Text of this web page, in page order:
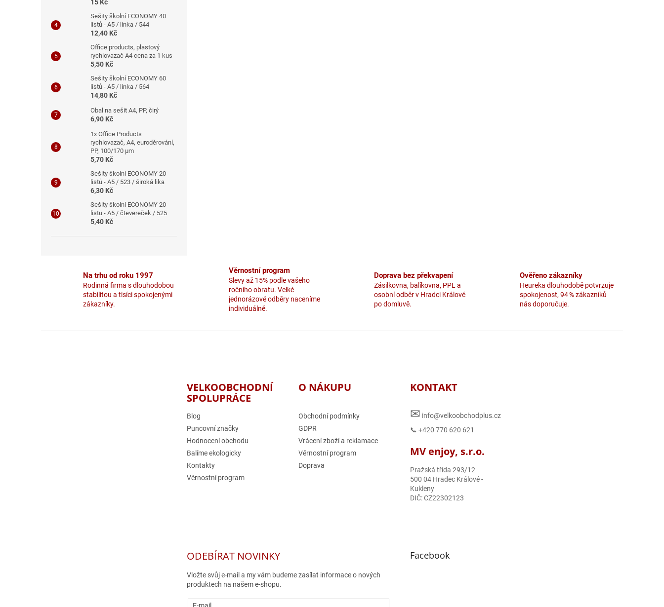
15 Kč
Sešity školní ECONOMY 40
listů - A5 / linka / 544
12,40 Kč
Office products, plastový
rychlovazač A4 cena za 1 kus
5,50 Kč
Sešity školní ECONOMY 60
listů - A5 / linka / 564
14,80 Kč
Obal na sešit A4, PP, čirý
6,90 Kč
1x Office Products
rychlovazač, A4, euroděrování,
PP, 100/170 μm
5,70 Kč
Sešity školní ECONOMY 20
listů - A5 / 523 / široká lika
6,30 Kč
Sešity školní ECONOMY 20
listů - A5 / čtevereček / 525
5,40 Kč
Na trhu od roku 1997
Rodinná firma s dlouhodobou
stabilitou a tisíci spokojenými
zákazníky.
Věrnostní program
Slevy až 15% podle vašeho
ročního obratu. Velké
jednorázové odběry naceníme
individuálně.
Doprava bez překvapení
Zásilkovna, balíkovna, PPL a
osobní odběr v Hradci Králové
po domluvě.
Ověřeno zákazníky
Heureka dlouhodobě potvrzuje
spokojenost, 94 % zákazníků
nás doporučuje.
VELKOOBCHODNÍ
SPOLUPRÁCE
Blog
Puncovní značky
Hodnocení obchodu
Balíme ekologicky
Kontakty
Věrnostní program
O NÁKUPU
Obchodní podmínky
GDPR
Vrácení zboží a reklamace
Věrnostní program
Doprava
KONTAKT
✉ info@velkoobchodplus.cz
📞 +420 770 620 621
MV enjoy, s.r.o.
Pražská třída 293/12
500 04 Hradec Králové -
Kukleny
DIČ: CZ22302123
ODEBÍRAT NOVINKY
Vložte svůj e-mail a my vám budeme zasílat informace o nových
produktech na našem e-shopu.
Facebook